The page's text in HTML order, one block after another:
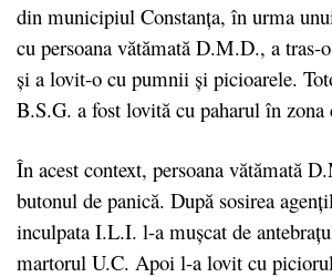
din municipiul Constanţa, în urma
cu persoana vătămată D.M.D., a tras-
şi a lovit-o cu pumnii şi picioarele.
B.S.G. a fost lovită cu paharul în zona
În acest context, persoana vătămată
butonul de panică. După sosirea
inculpata I.L.I. l-a muşcat de
martorul U.C. Apoi l-a lovit cu